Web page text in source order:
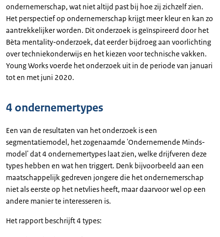
ondernemerschap, wat niet altijd past bij hoe zij zichzelf zien.
Het perspectief op ondernemerschap krijgt meer kleur en kan zo
aantrekkelijker worden. Dit onderzoek is geïnspireerd door het
Bèta mentality-onderzoek, dat eerder bijdroeg aan voorlichting
over techniekonderwijs en het kiezen voor technische vakken.
Young Works voerde het onderzoek uit in de periode van januari
tot en met juni 2020.
4 ondernemertypes
Een van de resultaten van het onderzoek is een
segmentatiemodel, het zogenaamde 'Ondernemende Minds-
model' dat 4 ondernemertypes laat zien, welke drijfveren deze
types hebben en wat hen triggert. Denk bijvoorbeeld aan een
maatschappelijk gedreven jongere die het ondernemerschap
niet als eerste op het netvlies heeft, maar daarvoor wel op een
andere manier te interesseren is.
Het rapport beschrijft 4 types: